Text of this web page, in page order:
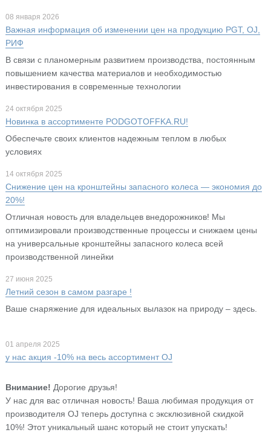
08 января 2026
Важная информация об изменении цен на продукцию PGT, OJ,
РИФ
В связи с планомерным развитием производства, постоянным
повышением качества материалов и необходимостью
инвестирования в современные технологии
24 октября 2025
Новинка в ассортименте PODGOTOFFKA.RU!
Обеспечьте своих клиентов надежным теплом в любых
условиях
14 октября 2025
Снижение цен на кронштейны запасного колеса — экономия до
20%!
Отличная новость для владельцев внедорожников! Мы
оптимизировали производственные процессы и снижаем цены
на универсальные кронштейны запасного колеса всей
производственной линейки
27 июня 2025
Летний сезон в самом разгаре !
Ваше снаряжение для идеальных вылазок на природу – здесь.
01 апреля 2025
у нас акция -10% на весь ассортимент OJ
Внимание! Дорогие друзья!
У нас для вас отличная новость! Ваша любимая продукция от
производителя OJ теперь доступна с эксклюзивной скидкой
10%! Этот уникальный шанс который не стоит упускать!